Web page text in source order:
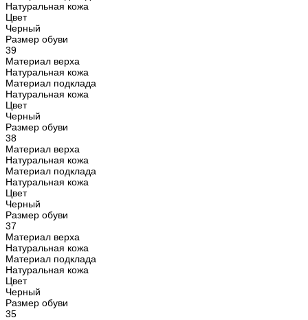
Натуральная кожа
Цвет
Черный
Размер обуви
39
Материал верха
Натуральная кожа
Материал подклада
Натуральная кожа
Цвет
Черный
Размер обуви
38
Материал верха
Натуральная кожа
Материал подклада
Натуральная кожа
Цвет
Черный
Размер обуви
37
Материал верха
Натуральная кожа
Материал подклада
Натуральная кожа
Цвет
Черный
Размер обуви
35